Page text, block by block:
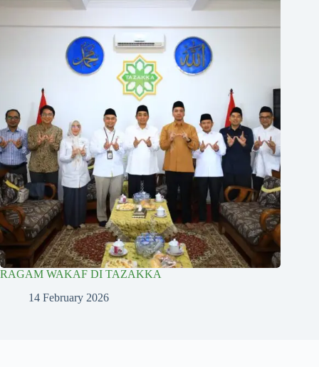
RAGAM WAKAF DI TAZAKKA
14 February 2026